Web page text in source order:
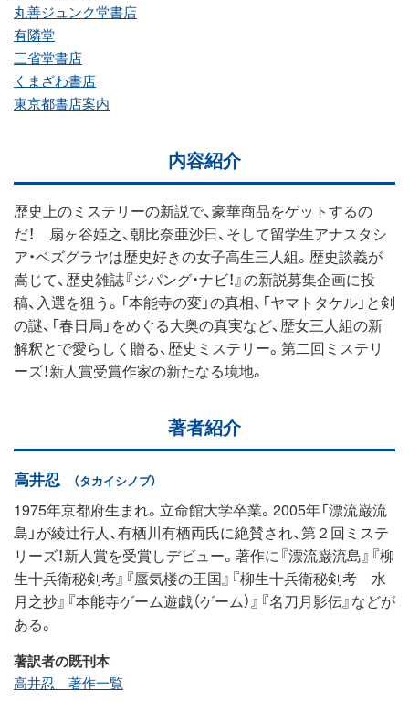
丸善ジュンク堂書店
有隣堂
三省堂書店
くまざわ書店
東京都書店案内
内容紹介
歴史上のミステリーの新説で、豪華商品をゲットするの
だ！ 扇ヶ谷姫之、朝比奈亜沙日、そして留学生アナスタシ
ア・ベズグラヤは歴史好きの女子高生三人組。歴史談義が
嵩じて、歴史雑誌『ジパング・ナビ！』の新説募集企画に投
稿、入選を狙う。「本能寺の変」の真相、「ヤマトタケル」と剣
の謎、「春日局」をめぐる大奥の真実など、歴女三人組の新
解釈とで愛らしく贈る、歴史ミステリー。第二回ミステリ
ーズ！新人賞受賞作家の新たなる境地。
著者紹介
高井忍 （タカイシノブ）
1975年京都府生まれ。立命館大学卒業。2005年「漂流巌流
島」が綾辻行人、有栖川有栖両氏に絶賛され、第２回ミステ
リーズ！新人賞を受賞しデビュー。著作に『漂流巌流島』『柳
生十兵衛秘剣考』『蜃気楼の王国』『柳生十兵衛秘剣考 水
月之抄』『本能寺ゲーム遊戯（ゲーム）』『名刀月影伝』などが
ある。
著訳者の既刊本
高井忍 著作一覧